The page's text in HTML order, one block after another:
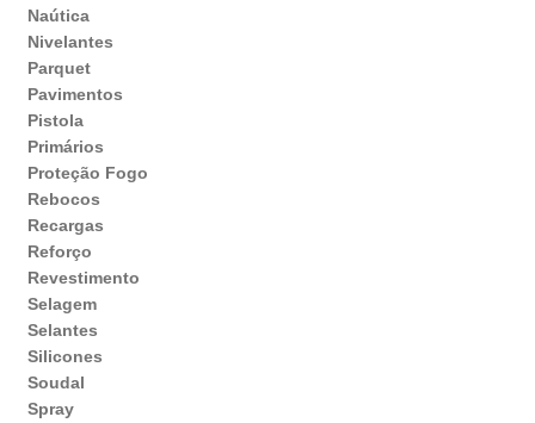
Naútica
Nivelantes
Parquet
Pavimentos
Pistola
Primários
Proteção Fogo
Rebocos
Recargas
Reforço
Revestimento
Selagem
Selantes
Silicones
Soudal
Spray